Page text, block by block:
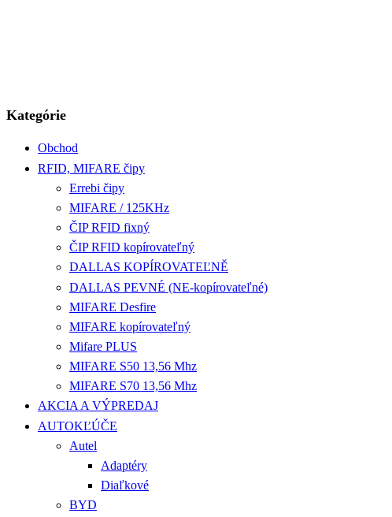
Kategórie
Obchod
RFID, MIFARE čipy
Errebi čipy
MIFARE / 125KHz
ČIP RFID fixný
ČIP RFID kopírovateľný
DALLAS KOPÍROVATEĽNĚ
DALLAS PEVNÉ (NE-kopírovateľné)
MIFARE Desfire
MIFARE kopírovateľný
Mifare PLUS
MIFARE S50 13,56 Mhz
MIFARE S70 13,56 Mhz
AKCIA A VÝPREDAJ
AUTOKĽÚČE
Autel
Adaptéry
Diaľkové
BYD